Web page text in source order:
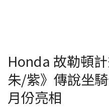
Honda 故勒頓
朱/紫》傳說坐
月份亮相